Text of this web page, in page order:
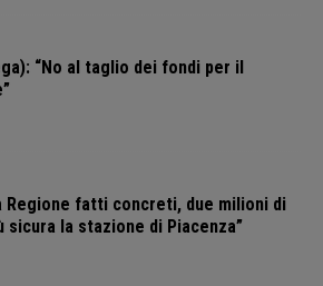
“No al taglio dei fondi per il
Regione fatti concreti, due milioni di
sicura la stazione di Piacenza”